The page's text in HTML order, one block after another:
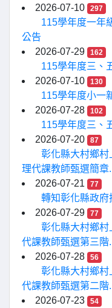
2026-07-10 297
115學年度一年
公告
2026-07-29
162
115學年度三、
2026-07-10
130
115學年度小一
2026-07-28
102
115學年度三、
2026-07-20
87
彰化縣大村鄉
理代課教師甄選簡章
2026-07-21
77
轉知彰化縣政
2026-07-29
77
彰化縣大村鄉
代課教師甄選第三階
2026-07-28
56
彰化縣大村鄉
代課教師甄選第二階
2026-07-23
54